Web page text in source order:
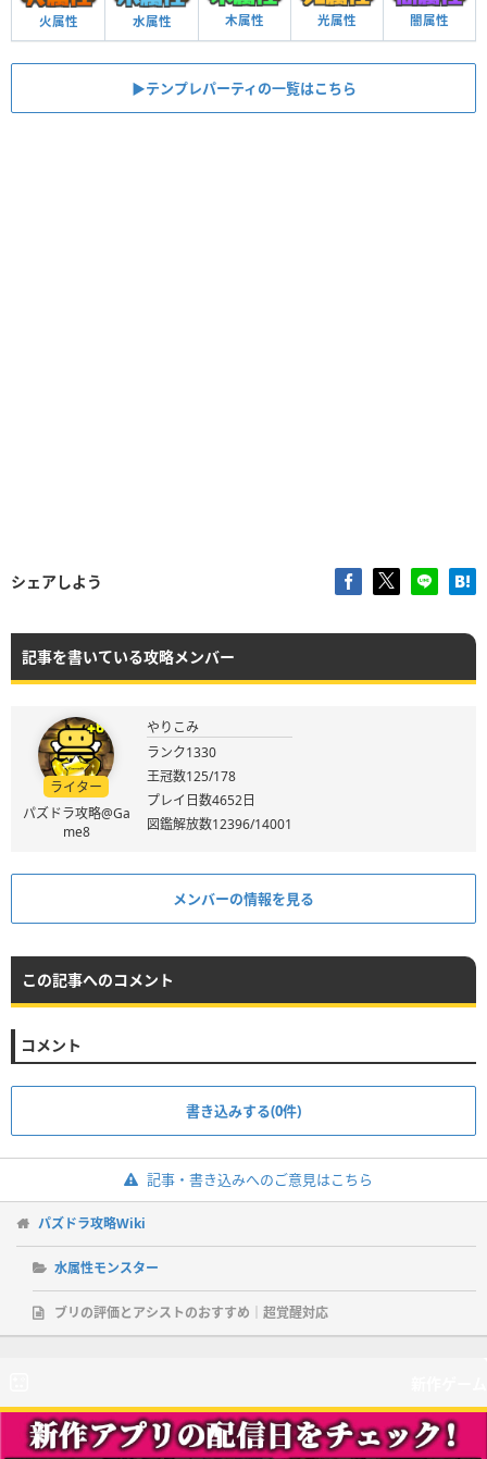
火属性 水属性 木属性 光属性 闇属性
▶︎テンプレパーティの一覧はこちら
シェアしよう
記事を書いている攻略メンバー
ライター
パズドラ攻略@Ga
me8
やりこみ
ランク1330
王冠数125/178
プレイ日数4652日
図鑑解放数12396/14001
メンバーの情報を見る
この記事へのコメント
コメント
書き込みする(0件)
記事・書き込みへのご意見はこちら
パズドラ攻略Wiki
水属性モンスター
ブリの評価とアシストのおすすめ｜超覚醒対応